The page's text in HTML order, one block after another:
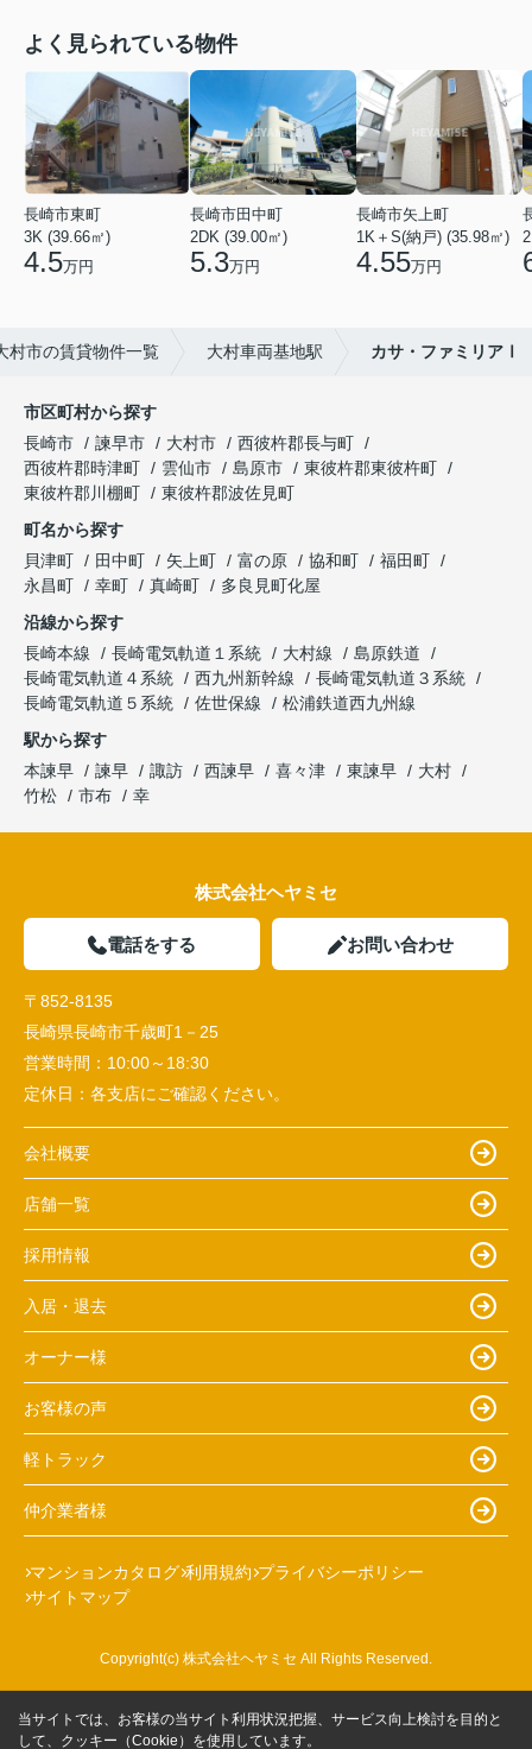
よく見られている物件
長崎市東町
3K (39.66㎡)
4.5万円
長崎市田中町
2DK (39.00㎡)
5.3万円
長崎市矢上町
1K＋S(納戸) (35.98㎡)
4.55万円
村市の賃貸物件一覧 大村車両基地駅 カサ・ファミリアⅠ
市区町村から探す
長崎市
諫早市 大村市
西彼杵郡長与町
西彼杵郡時津町
雲仙市 島原市
東彼杵郡東彼杵町
東彼杵郡川棚町
東彼杵郡波佐見町
町名から探す
貝津町
田中町 矢上町 富の原 協和町
福田町
永昌町
幸町 真崎町
多良見町化屋
沿線から探す
長崎本線
長崎電気軌道１系統 大村線
島原鉄道
長崎電気軌道４系統
西九州新幹線
長崎電気軌道３系統
長崎電気軌道５系統
佐世保線
松浦鉄道西九州線
駅から探す
本諫早
諫早 諏訪 西諫早 喜々津 東諫早
大村
竹松
市布 幸
株式会社ヘヤミセ
電話をする お問い合わせ
〒852-8135
長崎県長崎市千歳町1－25
営業時間： 10:00～18:30
定休日： 各支店にご確認ください。
会社概要
店舗一覧
採用情報
入居・退去
オーナー様
お客様の声
軽トラック
仲介業者様
マンションカタログ 利用規約 プライバシーポリシー
サイトマップ
Copyright(c) 株式会社ヘヤミセ All Rights Reserved.
当サイトでは、お客様の当サイト利用状況把握、サービス向上検討を目的と
して、クッキー（Cookie）を使用しています。